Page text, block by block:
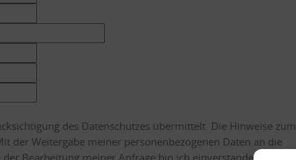
des Datenschutzes übermittelt. Die Hinweise zum
der Weitergabe meiner personenbezogenen Daten an die
Bearbeitung meiner Anfrage bin ich einverstanden.